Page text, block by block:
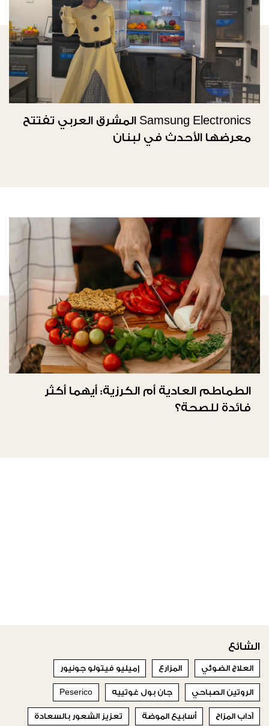
Samsung Electronics المشرق العربي تفتتح
معرضها الأحدث في لبنان
الطماطم العادية أم الكرزية: أيهما أكثر
فائدة للصحة؟
الشائع
العلاج الضوئي المزارع إميليو فيتولو جونيور
الروتين الصباحي جان بول غوتييه Peserico
آداب المزاح أسابيع الموضة تعزيز الشعور بالسعادة